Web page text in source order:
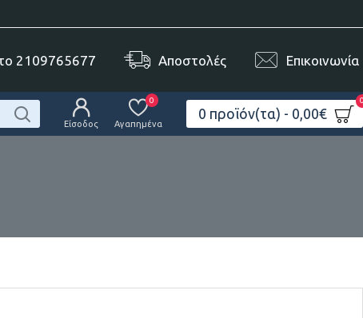
2109765677 Αποστολές Επικοινωνία
Είσοδος Αγαπημένα
0
0 προϊόν(τα) - 0,00€